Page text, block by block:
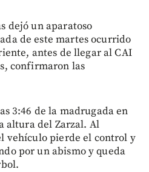
dejó un aparatoso
de este martes ocurrido
antes de llegar al CAI
confirmaron las
3:46 de la madrugada en
altura del Zarzal. Al
vehículo pierde el control y
por un abismo y queda